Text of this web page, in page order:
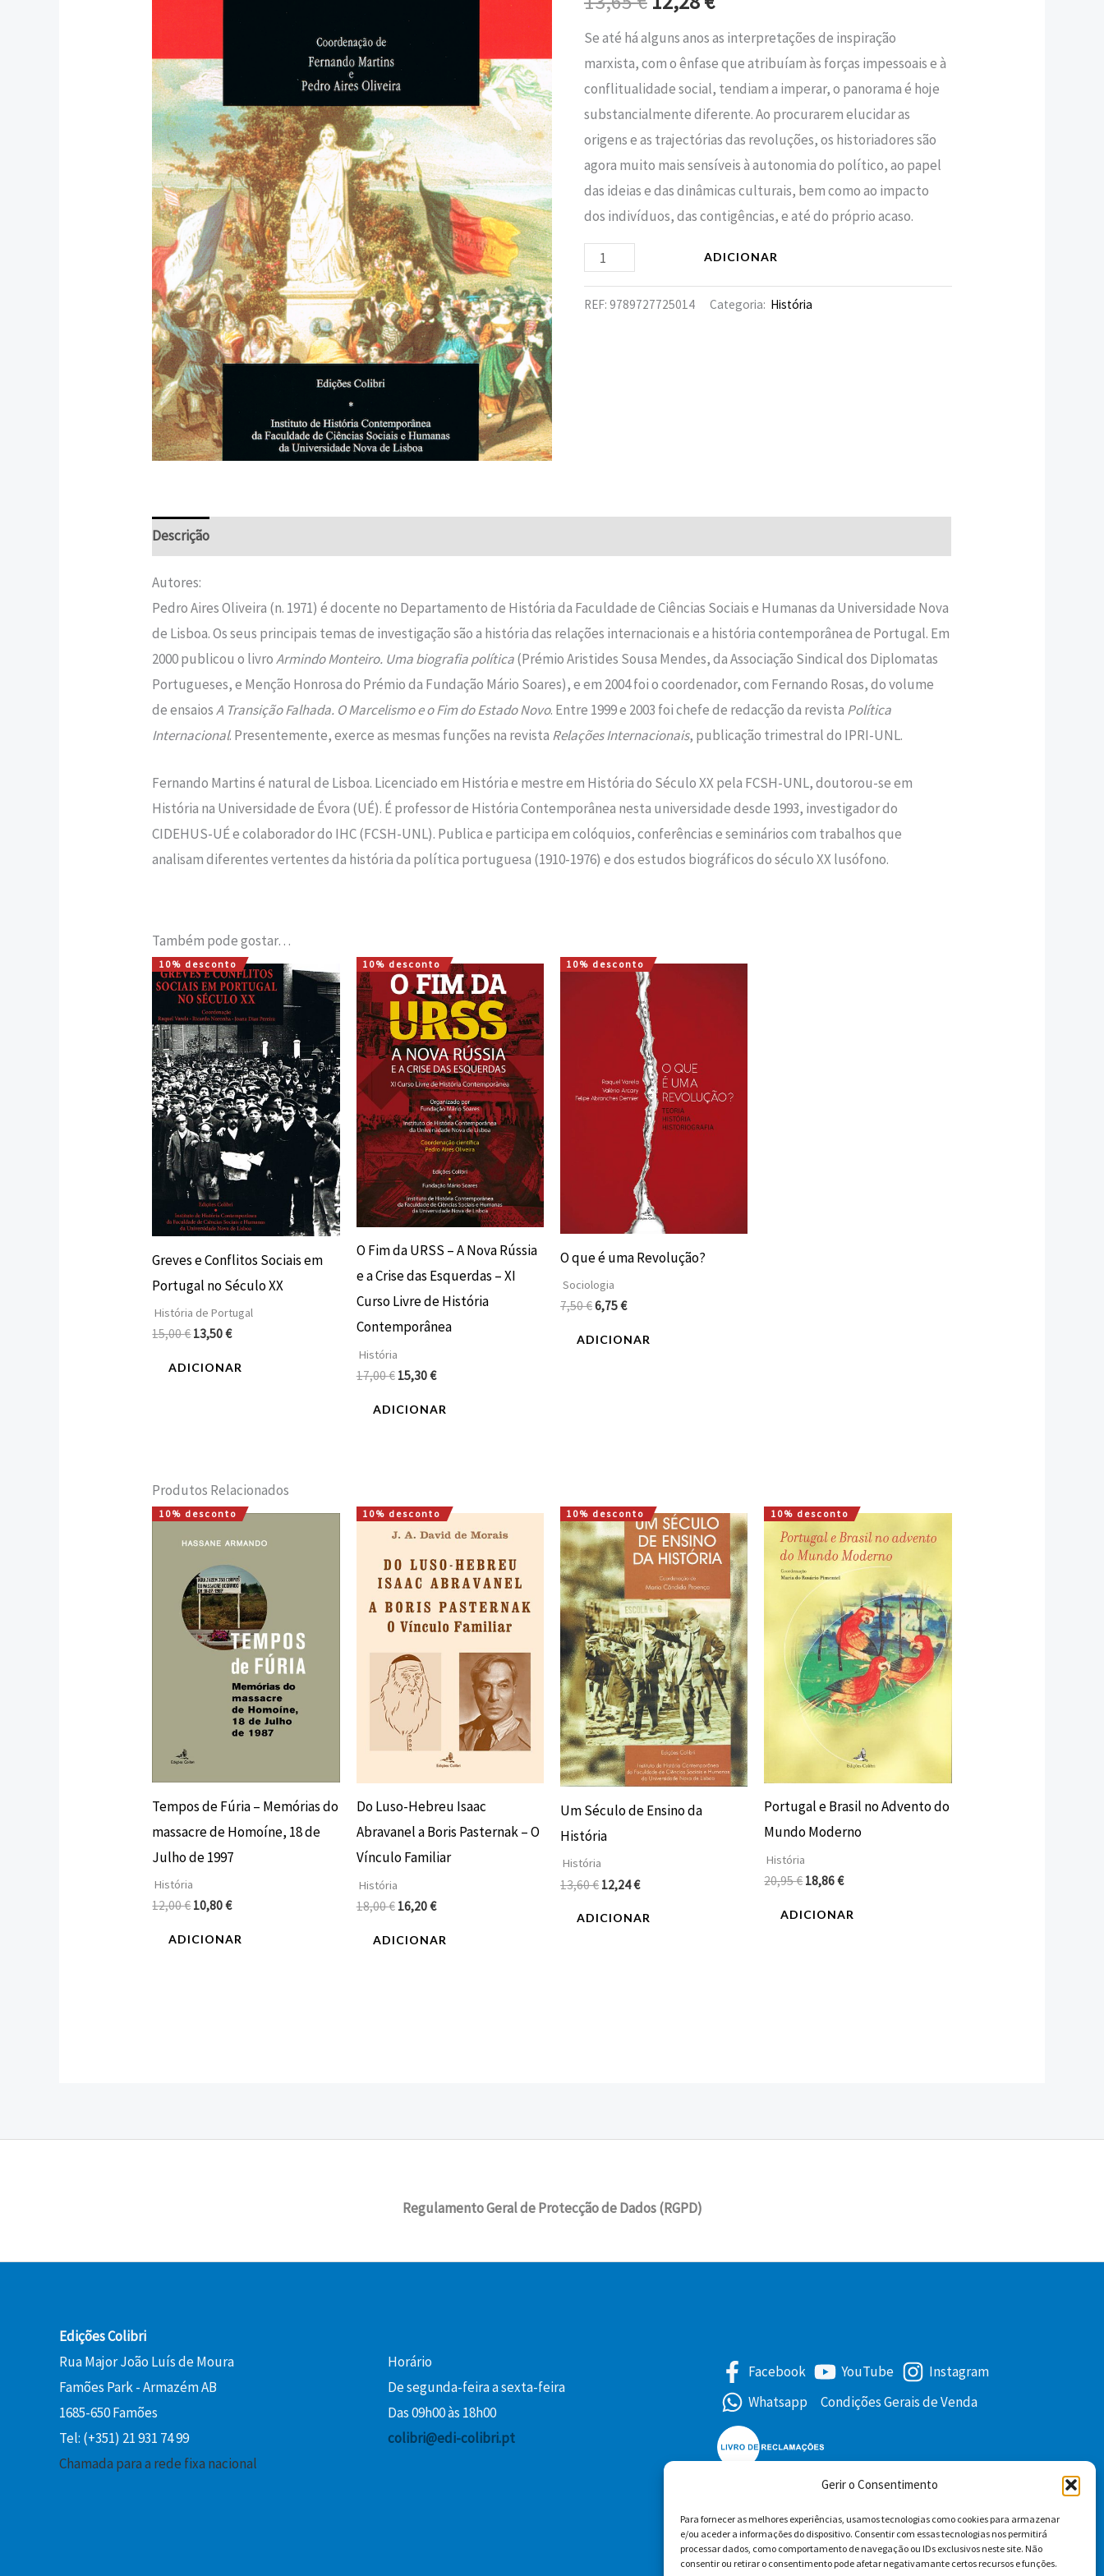
Gerir o Consentimento
Para fornecer as melhores experiências, usamos tecnologias como cookies para armazenar
e/ou aceder a informações do dispositivo. Consentir com essas tecnologias nos permitirá
processar dados, como comportamento de navegação ou IDs exclusivos neste site. Não
consentir ou retirar o consentimento pode afetar negativamante certos recursos e funções.
era:
13,65 €.
é:
12,28 €.
Se até há alguns anos as interpretações de inspiração
marxista, com o ênfase que atribuíam às forças impessoais e à
conflitualidade social, tendiam a imperar, o panorama é hoje
substancialmente diferente. Ao procurarem elucidar as
origens e as trajectórias das revoluções, os historiadores são
agora muito mais sensíveis à autonomia do político, ao papel
das ideias e das dinâmicas culturais, bem como ao impacto
dos indivíduos, das contigências, e até do próprio acaso.
ADICIONAR
REF: 9789727725014 Categoria: História
Descrição
Autores:
Pedro Aires Oliveira (n. 1971) é docente no Departamento de História da Faculdade de Ciências Sociais e Humanas da Universidade Nova
de Lisboa. Os seus principais temas de investigação são a história das relações internacionais e a história contemporânea de Portugal. Em
2000 publicou o livroArmindo Monteiro. Uma biografia política(Prémio Aristides Sousa Mendes, da Associação Sindical dos Diplomatas
Portugueses, e Menção Honrosa do Prémio da Fundação Mário Soares), e em 2004 foi o coordenador, com Fernando Rosas, do volume
de ensaiosA Transição Falhada. O Marcelismo e o Fim do Estado Novo. Entre 1999 e 2003 foi chefe de redacção da revista Política
Internacional. Presentemente, exerce as mesmas funções na revista Relações Internacionais, publicação trimestral do IPRI-UNL.
Fernando Martins é natural de Lisboa. Licenciado em História e mestre em História do Século XX pela FCSH-UNL, doutorou-se em
História na Universidade de Évora (UÉ). É professor de História Contemporânea nesta universidade desde 1993, investigador do
CIDEHUS-UÉ e colaborador do IHC (FCSH-UNL). Publica e participa em colóquios, conferências e seminários com trabalhos que
analisam diferentes vertentes da história da política portuguesa (1910-1976) e dos estudos biográficos do século XX lusófono.
Também pode gostar…
10% desconto
Greves e Conflitos Sociais em
Portugal no Século XX
História de Portugal
15,00€
O
preço
original
era:
15,00 €.
13,50€
O
preço
atual
é:
13,50 €.
ADICIONAR
10% desconto
O Fim da URSS – A Nova Rússia
e a Crise das Esquerdas – XI
Curso Livre de História
Contemporânea
História
17,00€
O
preço
original
era:
17,00 €.
15,30€
O
preço
atual
é:
15,30 €.
ADICIONAR
10% desconto
O que é uma Revolução?
Sociologia
7,50€
O
6,75€
O
preço
atual
6,75 €.
ADICIONAR
Produtos Relacionados
10% desconto
Tempos de Fúria – Memórias do
massacre de Homoíne, 18 de
Julho de 1997
História
12,00€
O
original
era:
12,00 €.
10,80€
O
atual
é:
10,80 €.
ADICIONAR
10% desconto
Do Luso-Hebreu Isaac
Abravanel a Boris Pasternak – O
Vínculo Familiar
História
18,00€
O
preço
era:
18,00 €.
16,20€
O
preço
é:
16,20 €.
ADICIONAR
10% desconto
Um Século de Ensino da
História
História
13,60€
O
preço
original
era:
13,60 €.
12,24€
O
preço
atual
é:
12,24 €.
ADICIONAR
10% desconto
Portugal e Brasil no Advento do
Mundo Moderno
História
20,95€
O
preço
original
era:
20,95 €.
18,86€
O
preço
atual
18,86 €.
ADICIONAR
Regulamento Geral de Protecção de Dados (RGPD)
Edições Colibri
Rua Major João Luís de Moura
Famões Park - Armazém AB
1685-650 Famões
Tel: (+351) 21 931 74 99
Chamada para a rede fixa nacional
Horário
De segunda-feira a sexta-feira
Das 09h00 às 18h00
colibri@edi-colibri.pt
Facebook YouTube
Instagram
Whatsapp
Condições Gerais de Venda